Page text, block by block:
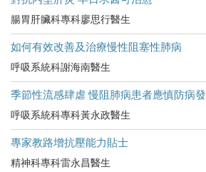
腸胃肝臟科專科廖思行醫生
如何有效改善及治療慢性阻塞性肺病
呼吸系統科謝海南醫生
季節性流感肆虐 慢阻肺病患者應慎防病發
呼吸系統科專科黃永政醫生
專家教路增抗壓能力貼士
精神科專科雷永昌醫生